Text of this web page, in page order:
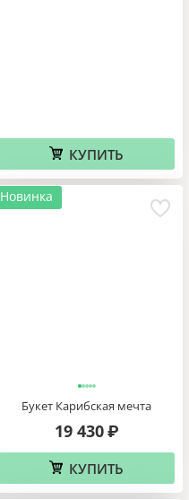
КУПИТЬ
Новинка
Букет Карибская мечта
19 430 ₽
КУПИТЬ